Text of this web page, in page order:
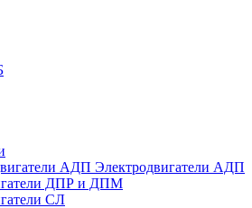
Электродвигатели АДП
ДПР и ДПМ
СЛ